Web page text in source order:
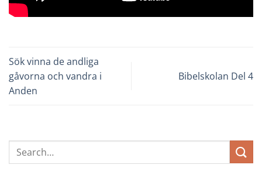
Sök vinna de andliga
gåvorna och vandra i
Anden
Bibelskolan Del 4